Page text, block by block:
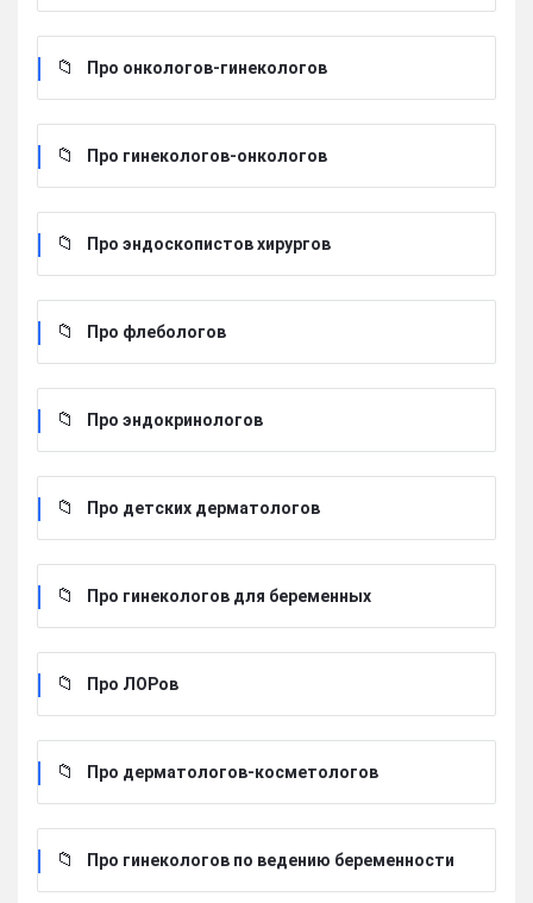
Про онкологов-гинекологов
Про гинекологов-онкологов
Про эндоскопистов хирургов
Про флебологов
Про эндокринологов
Про детских дерматологов
Про гинекологов для беременных
Про ЛОРов
Про дерматологов-косметологов
Про гинекологов по ведению беременности